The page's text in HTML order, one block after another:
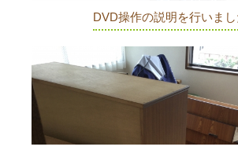
DVD操作の説明を行いまし